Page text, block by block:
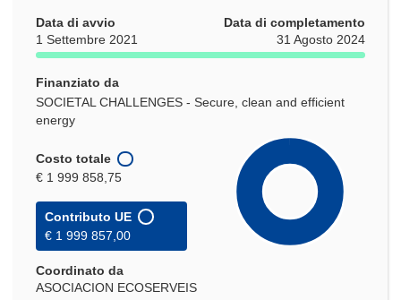
Data di avvio
1 Settembre 2021
Data di completamento
31 Agosto 2024
Finanziato da
SOCIETAL CHALLENGES - Secure, clean and efficient
energy
Costo totale
€ 1 999 858,75
Contributo UE
€ 1 999 857,00
Coordinato da
ASOCIACION ECOSERVEIS